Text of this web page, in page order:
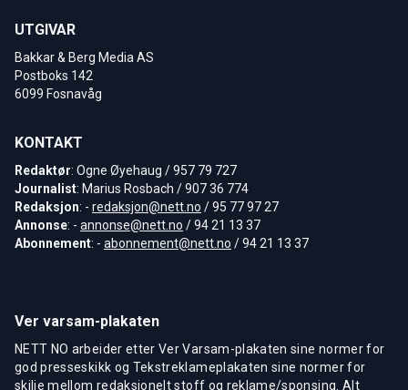
UTGIVAR
Bakkar & Berg Media AS
Postboks 142
6099 Fosnavåg
KONTAKT
Redaktør: Ogne Øyehaug / 957 79 727
Journalist: Marius Rosbach / 907 36 774
Redaksjon: - redaksjon@nett.no / 95 77 97 27
Annonse: - annonse@nett.no / 94 21 13 37
Abonnement: - abonnement@nett.no / 94 21 13 37
Ver varsam-plakaten
NETT NO arbeider etter Ver Varsam-plakaten sine normer for
god presseskikk og Tekstreklameplakaten sine normer for
skilje mellom redaksjonelt stoff og reklame/sponsing. Alt